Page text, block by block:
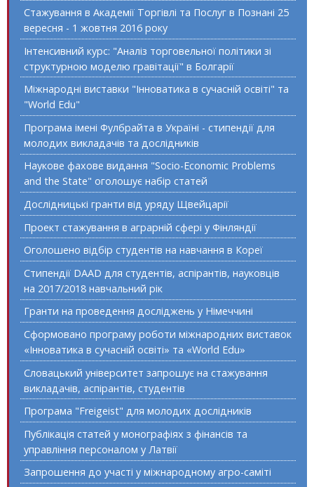
Стажування в Академії Торгівлі та Послуг в Познані 25
вересня - 1 жовтня 2016 року
Інтенсивний курс: "Аналіз торговельної політики зі
структурною моделю гравітації" в Болгарії
Міжнародні виставки "Інноватика в сучасній освіті" та
"World Edu"
Програма імені Фулбрайта в Україні - стипендії для
молодих викладачів та дослідників
Наукове фахове видання "Socio-Economic Problems
and the State" оголошує набір статей
Дослідницькі гранти від уряду Щвейцарії
Проект стажування в аграрній сфері у Фінляндії
Оголошено відбір студентів на навчання в Кореї
Стипендії DAAD для студентів, аспірантів, науковців
на 2017/2018 навчальний рік
Гранти на проведення досліджень у Німеччині
Сформовано програму роботи міжнародних виставок
«Інноватика в сучасній освіті» та «World Edu»
Словацький університет запрошує на стажування
викладачів, аспірантів, студентів
Програма "Freigeist" для молодих дослідників
Публікація статей у монографіях з фінансів та
управління персоналом у Латвії
Запрошення до участі у міжнародному агро-саміті